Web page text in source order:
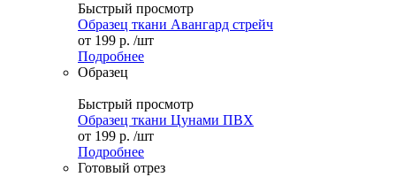
Быстрый просмотр
Образец ткани Авангард стрейч
от 199 р. /шт
Подробнее
Образец
Быстрый просмотр
Образец ткани Цунами ПВХ
от 199 р. /шт
Подробнее
Готовый отрез